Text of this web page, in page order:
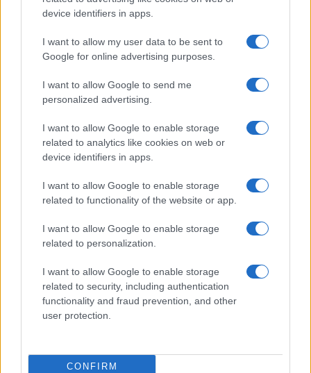
device identifiers in apps.
I want to allow my user data to be sent to
Google for online advertising purposes.
I want to allow Google to send me
personalized advertising.
I want to allow Google to enable storage
related to analytics like cookies on web or
device identifiers in apps.
I want to allow Google to enable storage
related to functionality of the website or app.
I want to allow Google to enable storage
related to personalization.
I want to allow Google to enable storage
related to security, including authentication
functionality and fraud prevention, and other
user protection.
CONFIRM
Copenhagen Fashion Week SS27: le novità che stanno
Cristian Castiglioni · 8 Ago 2026
LIFESTYLE
Scopri Rocca San Giovanni, il borgo abruzzese tra